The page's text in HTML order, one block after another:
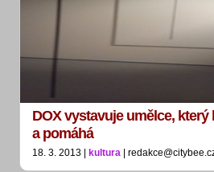
DOX vystavuje umělce, který
a pomáhá
18. 3. 2013 | kultura |